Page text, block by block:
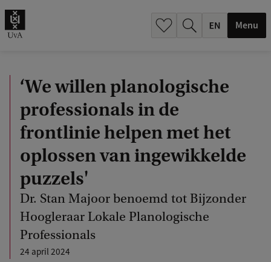
Menu
‘We willen planologische
professionals in de
frontlinie helpen met het
oplossen van ingewikkelde
puzzels'
Dr. Stan Majoor benoemd tot Bijzonder
Hoogleraar Lokale Planologische
Professionals
24 april 2024